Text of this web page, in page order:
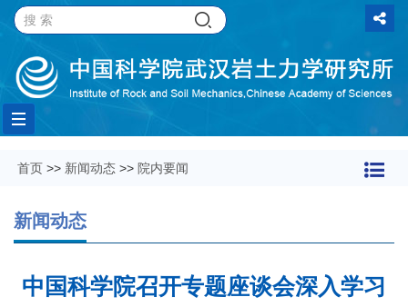
Toggle
navigation
首页 >> 新闻动态 >> 院内要闻
新闻动态
中国科学院召开专题座谈会深入学习